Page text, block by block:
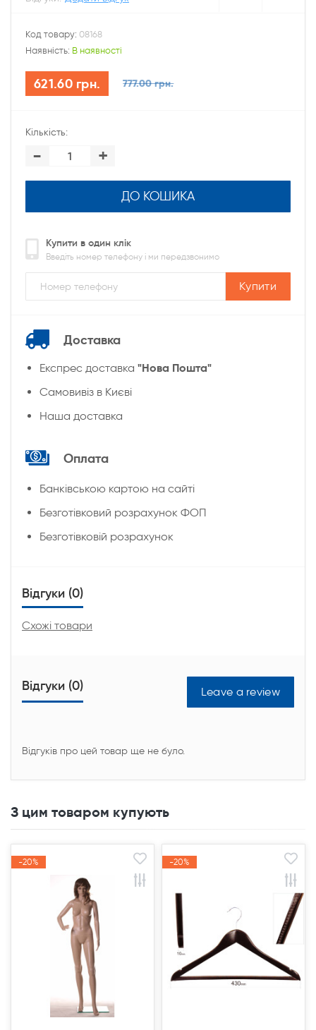
Код товару: 08168
Наявність: В наявності
621.60 грн. 777.00 грн.
Кількість:
- +
ДО КОШИКА
Купити в один клік
Введіть номер телефону і ми передзвонимо
Купити
Доставка
Експрес доставка "Нова Пошта"
Cамовивіз в Києві
Наша доставка
Оплата
Банківською картою на сайті
Безготівковий розрахунок ФОП
Безготівковій розрахунок
Відгуки (0)
Схожі товари
Відгуки (0) Leave a review
Відгуків про цей товар ще не було.
З цим товаром купують
-20%
-20% -20%
-20%